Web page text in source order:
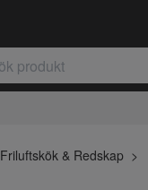
Friluftskök & Redskap